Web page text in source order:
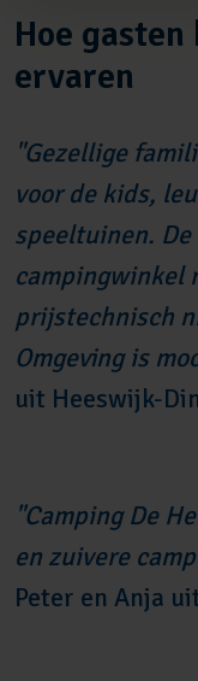
Hoe
ervaren
"Gezellige
voor de kids,
speeltuinen.
campingwinkel
prijstechnisch
Omgeving is
uit Heeswijk-
"Camping De
en zuivere
Peter en Anja